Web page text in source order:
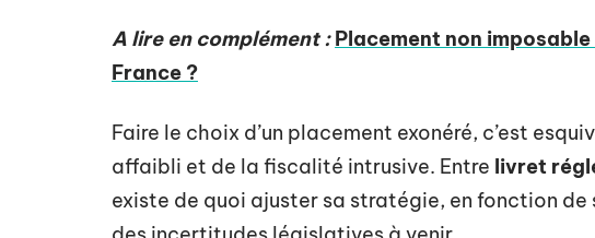
A lire en complément : Placement non
France ?
Faire le choix d’un placement exonéré, c’est
affaibli et de la fiscalité intrusive. Entre livret
existe de quoi ajuster sa stratégie, en fonction de